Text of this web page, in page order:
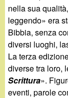
nella sua
leggendo» era
Bibbia, senza
diversi luoghi,
La terza
diverse tra loro,
Scrittura».
eventi, parole